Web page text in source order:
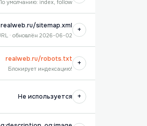
умолчанию: index, follow
realweb.ru/sitemap.xml
· обновлён 2026-06-02
+
realweb.ru/robots.txt
Блокирует индексацию!
+
Не используется +